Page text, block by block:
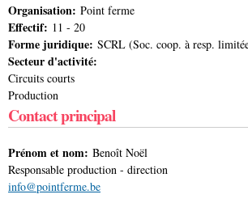
Organisation: Point ferme
Effectif: 11 - 20
Forme juridique: SCRL (Soc. coop. à resp.
Secteur d'activité:
Circuits courts
Production
Contact principal
Prénom et nom: Benoît Noël
Responsable production - direction
info@pointferme.be